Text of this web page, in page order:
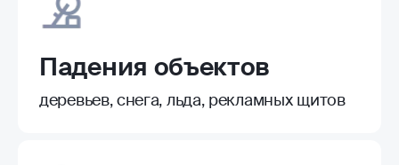
Падения объектов
деревьев, снега, льда, рекламных щитов